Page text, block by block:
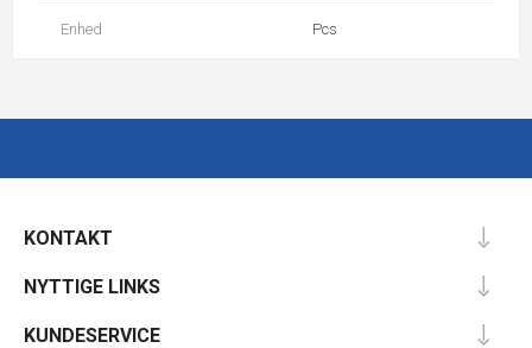
Enhed Pcs
KONTAKT
NYTTIGE LINKS
KUNDESERVICE